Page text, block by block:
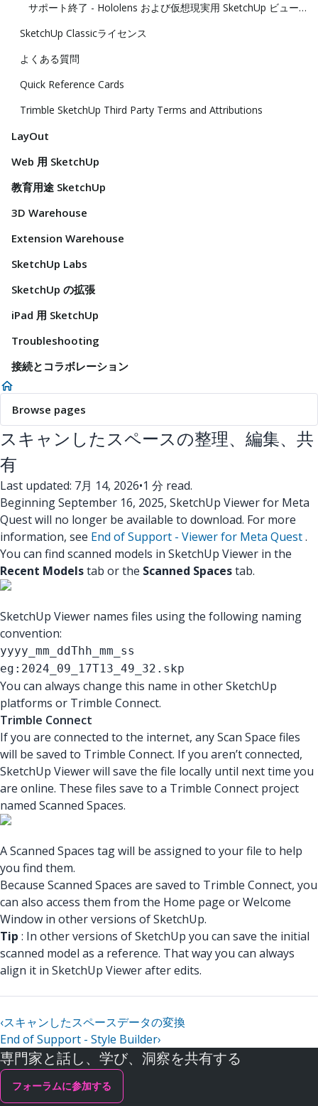
サポート終了 - Hololens および仮想現実用 SketchUp ビューアー
SketchUp Classicライセンス
よくある質問
Quick Reference Cards
Trimble SketchUp Third Party Terms and Attributions
LayOut
Web 用 SketchUp
教育用途 SketchUp
3D Warehouse
Extension Warehouse
SketchUp Labs
SketchUp の拡張
iPad 用 SketchUp
Troubleshooting
接続とコラボレーション
Browse pages
スキャンしたスペースの整理、編集、共
有
Last updated: 7月 14, 2026•1 分 read.
Beginning September 16, 2025, SketchUp Viewer for Meta
Quest will no longer be available to download. For more
information, see End of Support - Viewer for Meta Quest.
You can find scanned models in SketchUp Viewer in the
Recent Modelstab or the Scanned Spacestab.
SketchUp Viewer names files using the following naming
convention:
yyyy_mm_ddThh_mm_ss
eg:2024_09_17T13_49_32.skp
You can always change this name in other SketchUp
platforms or Trimble Connect.
Trimble Connect
If you are connected to the internet, any Scan Space files
will be saved to Trimble Connect. If you aren’t connected,
SketchUp Viewer will save the file locally until next time you
are online. These files save to a Trimble Connect project
named Scanned Spaces.
A Scanned Spaces tag will be assigned to your file to help
you find them.
Because Scanned Spaces are saved to Trimble Connect, you
can also access them from the Home page or Welcome
Window in other versions of SketchUp.
Tip : In other versions of SketchUp you can save the initial
scanned model as a reference. That way you can always
align it in SketchUp Viewer after edits.
‹スキャンしたスペースデータの変換
End of Support - Style Builder›
専門家と話し、学び、洞察を共有する
フォーラムに参加する